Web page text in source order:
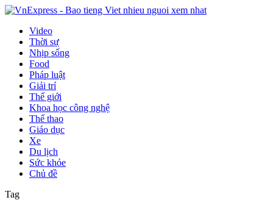
Video
Thời sự
Nhịp sống
Food
Pháp luật
Giải trí
Thế giới
Khoa học công nghệ
Thể thao
Giáo dục
Xe
Du lịch
Sức khỏe
Chủ đề
Tag